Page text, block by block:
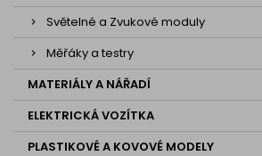
Světelné a Zvukové moduly
Měřáky a testry
MATERIÁLY A NÁŘADÍ
ELEKTRICKÁ VOZÍTKA
PLASTIKOVÉ A KOVOVÉ MODELY